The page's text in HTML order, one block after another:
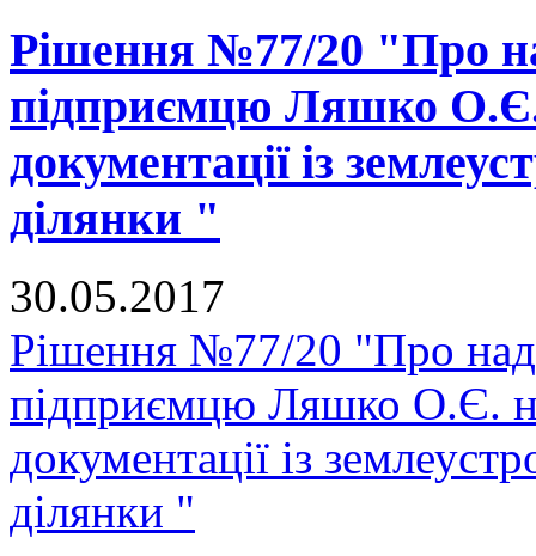
Рішення №77/20 "Про
підприємцю Ляшко О.Є.
документації із
ділянки "
30.05.2017
Рішення №77/20 "Про
підприємцю Ляшко О.Є.
документації із
ділянки "